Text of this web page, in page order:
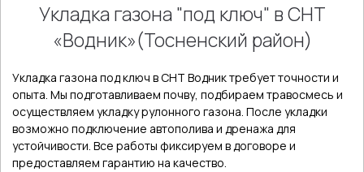
Укладка газона "под ключ" в СНТ
«Водник»(Тосненский район)
Укладка газона под ключ в СНТ Водник требует точности и
опыта. Мы подготавливаем почву, подбираем травосмесь и
осуществляем укладку рулонного газона. После укладки
возможно подключение автополива и дренажа для
устойчивости. Все работы фиксируем в договоре и
предоставляем гарантию на качество.